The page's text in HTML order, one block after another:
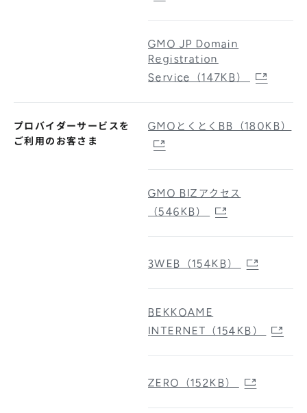
GMO JP Domain
Registration
Service（147KB）
プロバイダーサービスを
ご利用のお客さま
GMOとくとくBB（180KB）
GMO BIZアクセス
（546KB）
3WEB（154KB）
BEKKOAME
INTERNET（154KB）
ZERO（152KB）